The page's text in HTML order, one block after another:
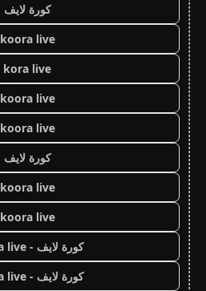
كورة لايف
koora live
kora live
koora live
koora live
كورة لايف
koora live
koora live
كورة لايف - koora live
كورة لايف - koora live